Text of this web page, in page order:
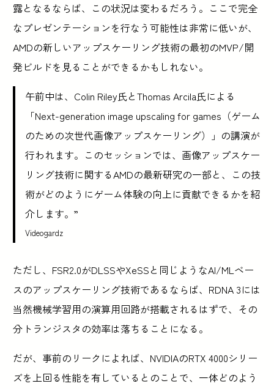
露となるならば、この状況は変わるだろう。ここで完全
なプレゼンテーションを行なう可能性は非常に低いが、
AMDの新しいアップスケーリング技術の最初のMVP/開
発ビルドを見ることができるかもしれない。
午前中は、Colin Riley氏とThomas Arcila氏による
「Next-generation image upscaling for games（ゲーム
のための次世代画像アップスケーリング）」の講演が
行われます。このセッションでは、画像アップスケー
リング技術に関するAMDの最新研究の一部と、この技
術がどのようにゲーム体験の向上に貢献できるかを紹
介します。”
Videogardz
ただし、FSR2.0がDLSSやXeSSと同じようなAI/MLベー
スのアップスケーリング技術であるならば、RDNA 3には
当然機械学習用の演算用回路が搭載されるはずで、その
分トランジスタの効率は落ちることになる。
だが、事前のリークによれば、NVIDIAのRTX 4000シリー
ズを上回る性能を有しているとのことで、一体どのよう